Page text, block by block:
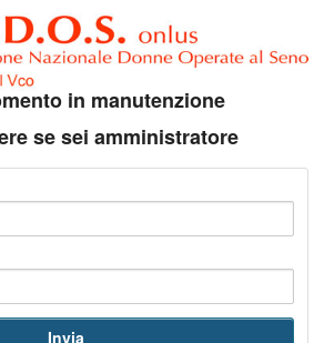
in manutenzione
se sei amministratore